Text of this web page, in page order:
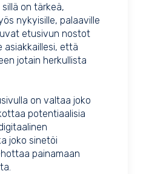
on tärkeä,
nykyisille, palaaville
etusivun nostot
asiakkaillesi, että
jotain herkullista
on valtaa joko
potentiaalisia
joko sinetöi
painamaan